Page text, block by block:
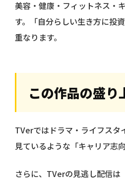
美容・健康・フィットネス・
す。「自分らしい生き方に投
重なります。
この作品の盛り
TVerではドラマ・ライフスタ
見ているような「キャリア志
さらに、TVerの見逃し配信は